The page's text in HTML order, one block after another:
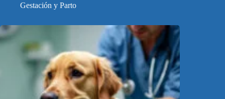
Gestación y Parto